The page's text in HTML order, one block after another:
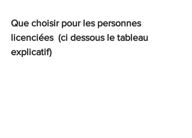
Que choisir pour les personnes
licenciées  (ci dessous le tableau
explicatif)